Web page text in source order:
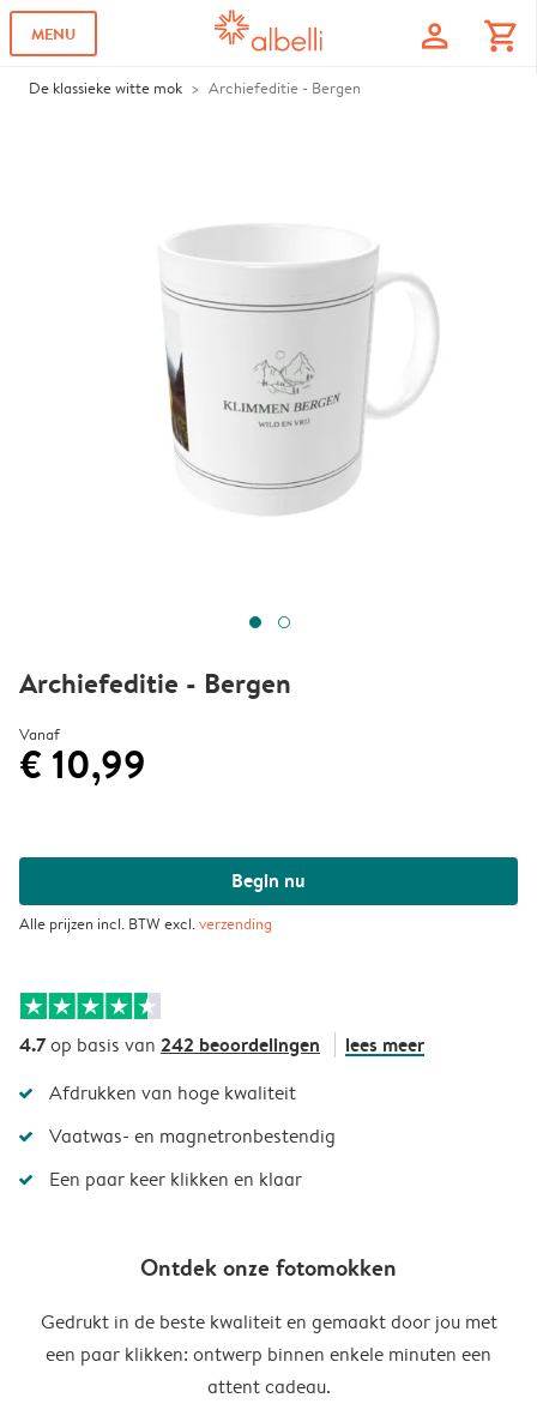
MENU profile shopping_cart
De klassieke witte mok Archiefeditie - Bergen
Archiefeditie - Bergen
Vanaf
€ 10,99
Begin nu
Alle prijzen incl. BTW excl.verzending
4.7op basis van 242 beoordelingen lees meer
Afdrukken van hoge kwaliteit
Vaatwas- en magnetronbestendig
Een paar keer klikken en klaar
Ontdek onze fotomokken
Gedrukt in de beste kwaliteit en gemaakt door jou met
een paar klikken: ontwerp binnen enkele minuten een
attent cadeau.